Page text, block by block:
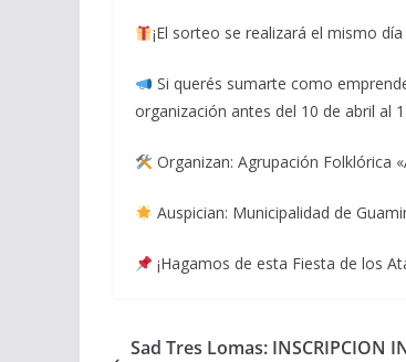
¡El sorteo se realizará el mismo
Si querés sumarte como
organización antes del 10 de abril al
Organizan: Agrupación Folklórica
Auspician: Municipalidad de
¡Hagamos de esta Fiesta de los
Sad Tres Lomas: INSCRIPCION